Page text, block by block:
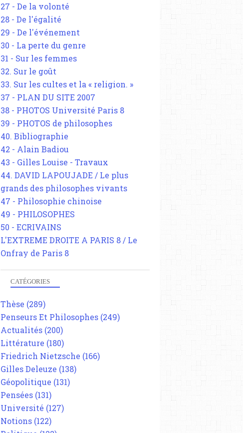
27 - De la volonté
28 - De l'égalité
29 - De l'événement
30 - La perte du genre
31 - Sur les femmes
32. Sur le goût
33. Sur les cultes et la « religion. »
37 - PLAN DU SITE 2007
38 - PHOTOS Université Paris 8
39 - PHOTOS de philosophes
40. Bibliographie
42 - Alain Badiou
43 - Gilles Louise - Travaux
44. DAVID LAPOUJADE / Le plus
grands des philosophes vivants
47 - Philosophie chinoise
49 - PHILOSOPHES
50 - ECRIVAINS
L'EXTREME DROITE A PARIS 8 / Le
Onfray de Paris 8
CATÉGORIES
Thèse (289)
Penseurs Et Philosophes (249)
Actualités (200)
Littérature (180)
Friedrich Nietzsche (166)
Gilles Deleuze (138)
Géopolitique (131)
Pensées (131)
Université (127)
Notions (122)